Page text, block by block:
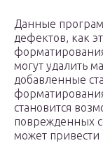
Данные
дефектов, как
могут удалить
добавленные
становится
поврежденных
может привести